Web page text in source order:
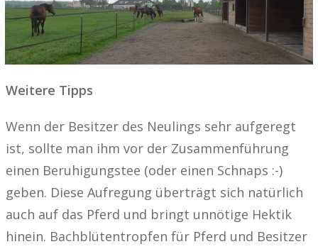
Weitere Tipps
Wenn der Besitzer des Neulings sehr aufgeregt
ist, sollte man ihm vor der Zusammenführung
einen Beruhigungstee (oder einen Schnaps :-)
geben. Diese Aufregung überträgt sich natürlich
auch auf das Pferd und bringt unnötige Hektik
hinein. Bachblütentropfen für Pferd und Besitzer